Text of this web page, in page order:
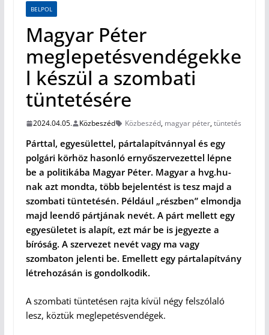
BELPOL
Magyar Péter
meglepetésvendégekke
l készül a szombati
tüntetésére
2024.04.05. Közbeszéd Közbeszéd, magyar péter,tüntetés
Párttal, egyesülettel, pártalapítvánnyal és egy
polgári körhöz hasonló ernyőszervezettel lépne
be a politikába Magyar Péter. Magyar a hvg.hu-
nak azt mondta, több bejelentést is tesz majd a
szombati tüntetésén. Például „részben” elmondja
majd leendő pártjának nevét. A párt mellett egy
egyesületet is alapít, ezt már be is jegyezte a
bíróság. A szervezet nevét vagy ma vagy
szombaton jelenti be. Emellett egy pártalapítvány
létrehozásán is gondolkodik.
A szombati tüntetésen rajta kívül négy felszólaló
lesz, köztük meglepetésvendégek.